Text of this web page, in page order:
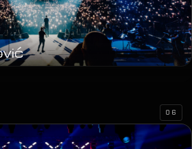
06